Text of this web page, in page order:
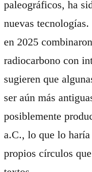
paleográficos, ha
nuevas
en 2025
radiocarbono con
sugieren que
ser aún más
posiblemente
a.C., lo que lo
propios círculos